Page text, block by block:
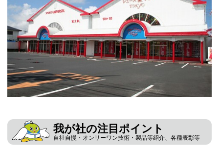
我が社の注目ポイント
自社自慢・オンリーワン技術・製品等紹介、各種表彰等